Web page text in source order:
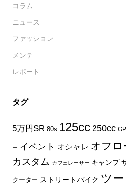
コラム
ニュース
ファッション
メンテ
レポート
タグ
5万円SR 80s 125cc 250cc
ー イベント オシャレ オフロ
カスタム カフェレーサー キャンプ
クーター ストリートバイク ツ